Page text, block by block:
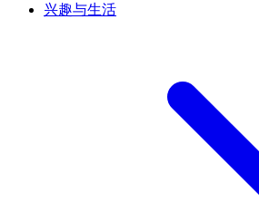
兴趣与生活